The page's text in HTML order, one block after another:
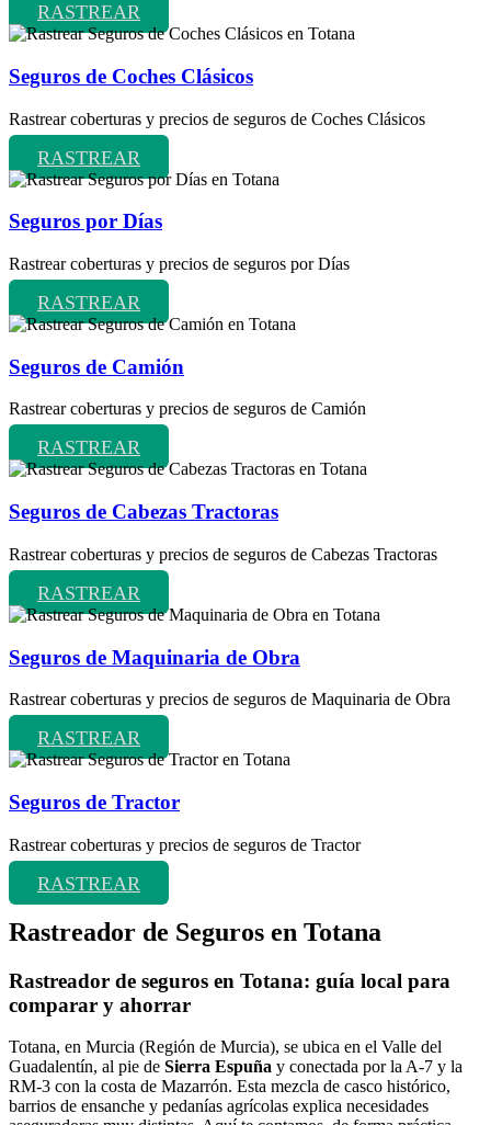
RASTREAR
Seguros de Coches Clásicos
Rastrear coberturas y precios de seguros de Coches Clásicos
RASTREAR
Seguros por Días
Rastrear coberturas y precios de seguros por Días
RASTREAR
Seguros de Camión
Rastrear coberturas y precios de seguros de Camión
RASTREAR
Seguros de Cabezas Tractoras
Rastrear coberturas y precios de seguros de Cabezas Tractoras
RASTREAR
Seguros de Maquinaria de Obra
Rastrear coberturas y precios de seguros de Maquinaria de Obra
RASTREAR
Seguros de Tractor
Rastrear coberturas y precios de seguros de Tractor
RASTREAR
Rastreador de Seguros en Totana
Rastreador de seguros en Totana: guía local para
comparar y ahorrar
Totana, en Murcia (Región de Murcia), se ubica en el Valle del
Guadalentín, al pie de Sierra Espuña y conectada por la A‑7 y la
RM‑3 con la costa de Mazarrón. Esta mezcla de casco histórico,
barrios de ensanche y pedanías agrícolas explica necesidades